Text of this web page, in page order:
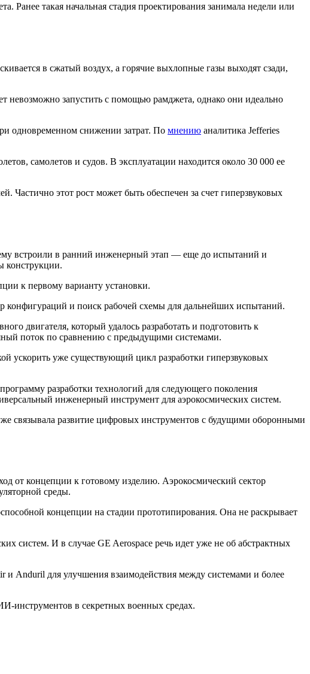
Ранее такая начальная стадия проектирования занимала недели или
в сжатый воздух, а горячие выхлопные газы выходят сзади,
запустить с помощью рамджета, однако они идеально
одновременном снижении затрат. По мнению аналитика Jefferies
самолетов и судов. В эксплуатации находится около 30 000 ее
Частично этот рост может быть обеспечен за счет гиперзвуковых
встроили в ранний инженерный этап — еще до испытаний и
конструкции.
к первому варианту установки.
конфигураций и поиск рабочей схемы для дальнейших испытаний.
двигателя, который удалось разработать и подготовить к
поток по сравнению с предыдущими системами.
уже существующий цикл разработки гиперзвуковых
разработки технологий для следующего поколения
инженерный инструмент для аэрокосмических систем.
связывала развитие цифровых инструментов с будущими оборонными
от концепции к готовому изделию. Аэрокосмический сектор
среды.
концепции на стадии прототипирования. Она не раскрывает
систем. И в случае GE Aerospace речь идет уже не об абстрактных
и Anduril для улучшения взаимодействия между системами и более
инструментов в секретных военных средах.